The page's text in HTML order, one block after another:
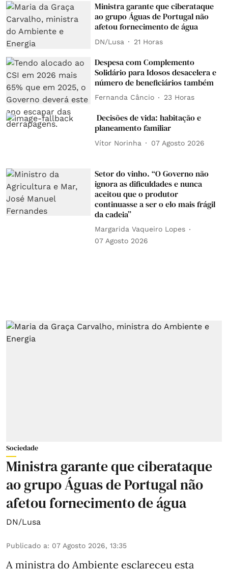
Ministra garante que ciberataque
ao grupo Águas de Portugal não
afetou fornecimento de água
DN/Lusa 21 Horas
Despesa com Complemento
Solidário para Idosos desacelera e
número de beneficiários também
Fernanda Câncio 23 Horas
Decisões de vida: habitação e
planeamento familiar
Vítor Norinha 07 Agosto 2026
Setor do vinho. “O Governo não
ignora as dificuldades e nunca
aceitou que o produtor
continuasse a ser o elo mais frágil
da cadeia”
Margarida Vaqueiro Lopes
07 Agosto 2026
Sociedade
Ministra garante que ciberataque
ao grupo Águas de Portugal não
afetou fornecimento de água
DN/Lusa
Publicado a: 07 Agosto 2026, 13:35
A ministra do Ambiente esclareceu esta